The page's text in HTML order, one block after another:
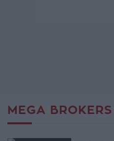
MEGA BROKERS